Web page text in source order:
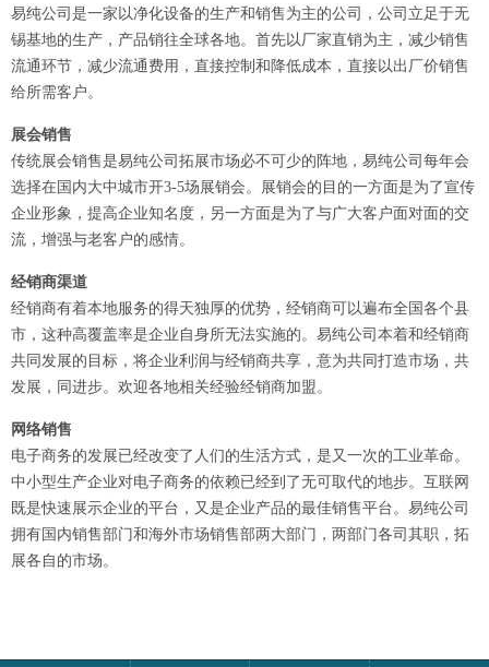
易纯公司是一家以净化设备的生产和销售为主的公司，公司立足于无
锡基地的生产，产品销往全球各地。首先以厂家直销为主，减少销售
流通环节，减少流通费用，直接控制和降低成本，直接以出厂价销售
给所需客户。
展会销售
传统展会销售是易纯公司拓展市场必不可少的阵地，易纯公司每年会
选择在国内大中城市开3-5场展销会。展销会的目的一方面是为了宣传
企业形象，提高企业知名度，另一方面是为了与广大客户面对面的交
流，增强与老客户的感情。
经销商渠道
经销商有着本地服务的得天独厚的优势，经销商可以遍布全国各个县
市，这种高覆盖率是企业自身所无法实施的。易纯公司本着和经销商
共同发展的目标，将企业利润与经销商共享，意为共同打造市场，共
发展，同进步。欢迎各地相关经验经销商加盟。
网络销售
电子商务的发展已经改变了人们的生活方式，是又一次的工业革命。
中小型生产企业对电子商务的依赖已经到了无可取代的地步。互联网
既是快速展示企业的平台，又是企业产品的最佳销售平台。易纯公司
拥有国内销售部门和海外市场销售部两大部门，两部门各司其职，拓
展各自的市场。